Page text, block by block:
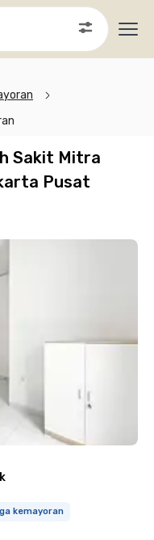
Sakit Mitra
Pusat
kemayoran